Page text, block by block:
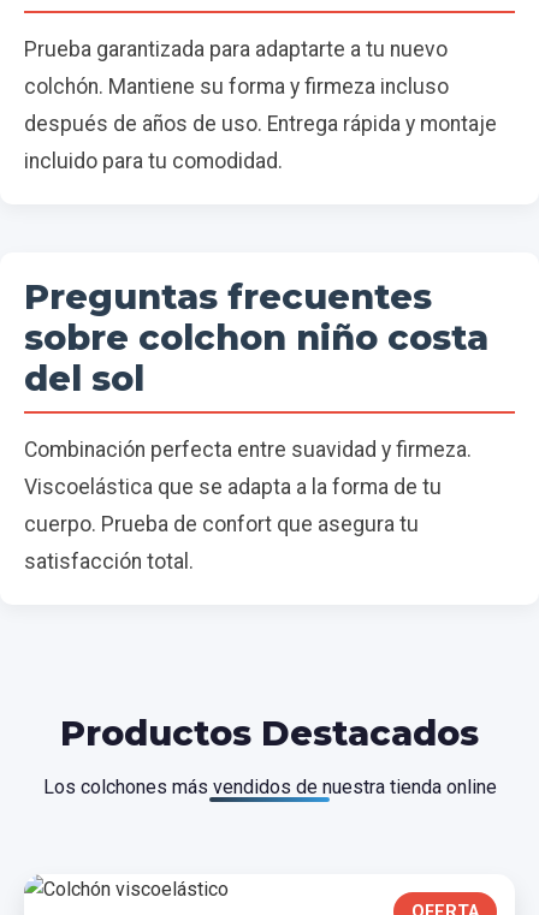
Prueba garantizada para adaptarte a tu nuevo
colchón. Mantiene su forma y firmeza incluso
después de años de uso. Entrega rápida y montaje
incluido para tu comodidad.
Preguntas frecuentes
sobre colchon niño costa
del sol
Combinación perfecta entre suavidad y firmeza.
Viscoelástica que se adapta a la forma de tu
cuerpo. Prueba de confort que asegura tu
satisfacción total.
Productos Destacados
Los colchones más vendidos de nuestra tienda online